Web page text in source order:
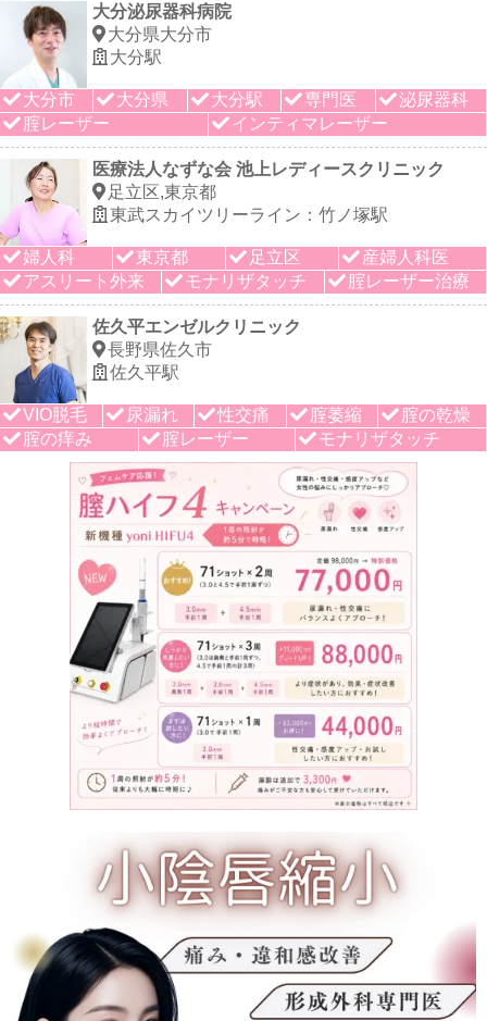
大分泌尿器科病院
大分県大分市
大分駅
大分市 大分県 大分駅 専門医
泌尿器科
腟レーザー
インティマレーザー
医療法人なずな会 池上レディースクリニック
足立区,東京都
東武スカイツリーライン：竹ノ塚駅
婦人科 東京都 足立区
産婦人科医
アスリート外来
モナリザタッチ 腟レーザー治療
佐久平エンゼルクリニック
長野県佐久市
佐久平駅
VIO脱毛 尿漏れ 性交痛 腟萎縮
腟の乾燥
腟の痒み
腟レーザー モナリザタッチ